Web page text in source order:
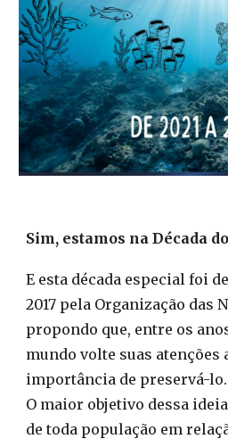
Sim, estamos na Década
E esta década especial foi
2017 pela Organização das
propondo que, entre os
mundo volte suas atenções
importância de preservá-lo.
O maior objetivo dessa
de toda população em